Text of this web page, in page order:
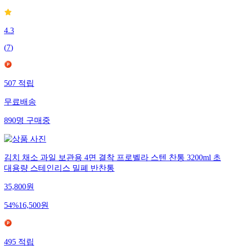
4.3
(7)
507 적립
무료배송
890명 구매중
김치 채소 과일 보관용 4면 결착 프로벨라 스텐 찬통 3200ml 초
대용량 스테인리스 밀폐 반찬통
35,800원
54%16,500원
495 적립